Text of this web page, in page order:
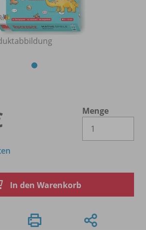
Menge
In den Warenkorb